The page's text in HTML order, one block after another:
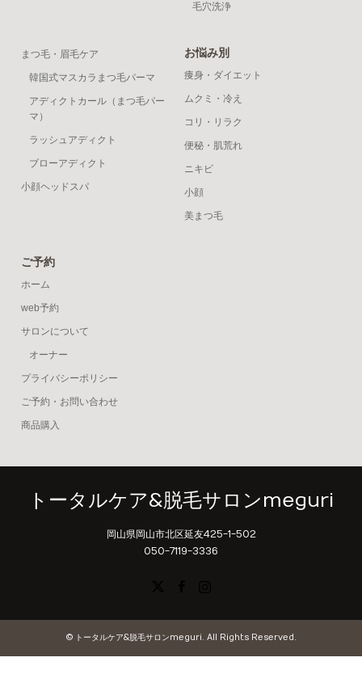
毛穴洗浄
まつ毛・眉毛ケア
韓国式マスカラまつ毛パーマ
アディクトカール（まつ毛パー
マ）
ラッシュアディクト
ブローアディクト
小顔ヘッドスパ
お悩み別
痩身・ダイエット
ムクミ・冷え
コリ・リラク
便秘・肌荒れ
ニキビ
小顔
美まつ毛
ご予約
ホーム
web予約
サロンについて
オーナー
プライバシーポリシー
ご予約・お問い合わせ
商品購入
トータルケア&脱毛サロンmeguri
岡山県岡山市北区延友425-1-502
050-7119-3336
© トータルケア&脱毛サロンmeguri. All Rights Reserved.